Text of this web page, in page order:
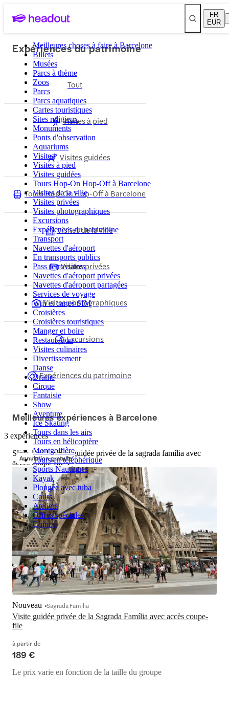
FR
EUR
Meilleures choses à faire à Barcelone
Billets
Musées
Parcs à thème
Zoos
Parcs
Parcs aquatiques
Cartes touristiques
Sites religieux
Monuments
Ponts d'observation
Aquariums
Visites
Visites à pied
Visites guidées
Tours Hop-On Hop-Off à Barcelone
Visites de la ville
Visites privées
Visites photographiques
Excursions
Expériences du patrimoine
Transport
Navettes d'aéroport
En transports publics
Pass ferroviaires
Navettes d'aéroport privées
Navettes d'aéroport partagées
Services de voyage
Wifi et cartes SIM
Croisières
Croisières touristiques
Manger et boire
Restauration
Visites culinaires
Divertissement
Danse
Drame
Cirque
Fantaisie
Show
Aventure
Ice Skating
Tours dans les airs
Tours en hélicoptère
Montgolfière
Tours en téléphérique
Sports Nautiques
Kayak
Plongée avec tuba
Cours
Ateliers
Offres spéciales
Combo
Expériences du patrimoine
Tout
Visites à pied
Visites guidées
Tours Hop-On Hop-Off à Barcelone
Visites de la ville
Visites privées
Visites photographiques
Excursions
Expériences du patrimoine
Meilleures expériences à Barcelone
3 expériences
Annulation gratuite
Slide 1 of 1, visite guidée privée de la sagrada família avec
accès coupe-file-1
Visite guidée privée de la Sagrada Família avec accès coupe-
file
Nouveau Sagrada Familia
à partir de
189 €
Le prix varie en fonction de la taille du groupe